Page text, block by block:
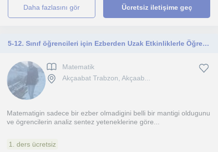
daha fazlasını gör Ücretsiz iletişime geç
5-12. Sınıf öğrencileri için Ezberden Uzak Etkinliklerle Öğrenen Uygulamalar ile Pekiştiren Pekiştirilen Matematik Özel Dersleri
Matematik
Akçaabat Trabzon, Akçaab...
Matematigin sadece bir ezber olmadigini belli bir mantigi oldugunu
ve ögrencilerin analiz sentez yeteneklerine göre...
1. ders ücretsiz